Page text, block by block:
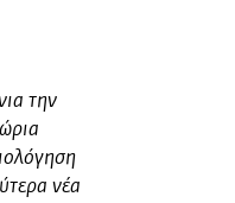
την
νέα